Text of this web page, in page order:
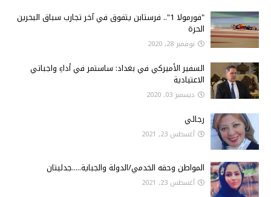
"فورمولا 1".. فرستابن يتفوق في آخر تجارب سباق البحرين
الحرة
نوفمبر 28, 2020
السفير الأميركي في بغداد: ساستمر في أداءِ واجباتي
الاعتيادية
ديسمبر 03, 2020
رجائي
أغسطس 23, 2021
المواطن وحقه الخدمي/الدولة والجباية.....جدليتان
أغسطس 23, 2021